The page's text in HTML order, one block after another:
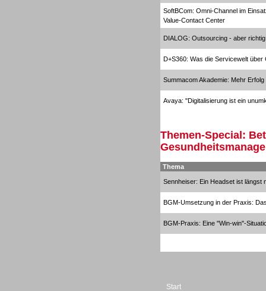
SoftBCom: Omni-Channel im
Value-Contact Center
DIALOG: Outsourcing - aber
D+S360: Was die Servicewelt
Summacom Akademie: Mehr
Avaya: "Digitalisierung ist ein
Themen-Special:
Thema
Sennheiser: Ein Headset ist längst
BGM-Umsetzung in der Praxis:
BGM-Praxis: Eine "Win-win"-
Start